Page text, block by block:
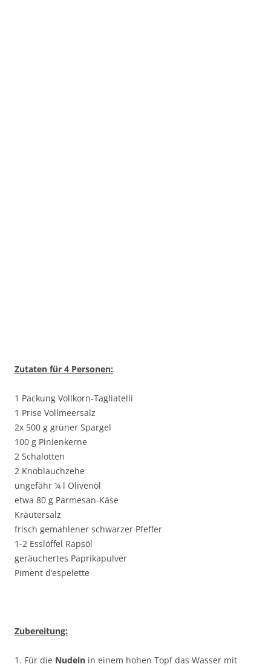
Zutaten für 4 Personen:
1 Packung Vollkorn-Tagliatelli
1 Prise Vollmeersalz
2x 500 g grüner Spargel
100 g Pinienkerne
2 Schalotten
2 Knoblauchzehe
ungefähr ¼ l Olivenöl
etwa 80 g Parmesan-Käse
Kräutersalz
frisch gemahlener schwarzer Pfeffer
1-2 Esslöffel Rapsöl
geräuchertes Paprikapulver
Piment d’espelette
Zubereitung:
1. Für die Nudeln in einem hohen Topf das Wasser mit